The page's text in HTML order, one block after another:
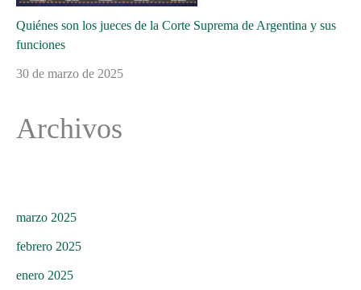
Quiénes son los jueces de la Corte Suprema de Argentina y sus
funciones
30 de marzo de 2025
Archivos
marzo 2025
febrero 2025
enero 2025